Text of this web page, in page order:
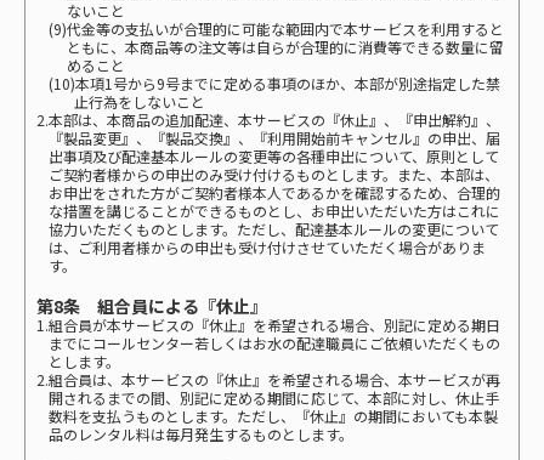
ないこと
(9)代金等の支払いが合理的に可能な範囲内で本サービスを利用すると
ともに、本商品等の注文等は自らが合理的に消費等できる数量に留
めること
(10)本項1号から9号までに定める事項のほか、本部が別途指定した禁
止行為をしないこと
2.本部は、本商品の追加配達、本サービスの『休止』、『申出解約』、
『製品変更』、『製品交換』、『利用開始前キャンセル』の申出、届
出事項及び配達基本ルールの変更等の各種申出について、原則として
ご契約者様からの申出のみ受け付けるものとします。また、本部は、
お申出をされた方がご契約者様本人であるかを確認するため、合理的
な措置を講じることができるものとし、お申出いただいた方はこれに
協力いただくものとします。ただし、配達基本ルールの変更について
は、ご利用者様からの申出も受け付けさせていただく場合がありま
す。
第8条 組合員による『休止』
1.組合員が本サービスの『休止』を希望される場合、別記に定める期日
までにコールセンター若しくはお水の配達職員にご依頼いただくもの
とします。
2.組合員は、本サービスの『休止』を希望される場合、本サービスが再
開されるまでの間、別記に定める期間に応じて、本部に対し、休止手
数料を支払うものとします。ただし、『休止』の期間においても本製
品のレンタル料は毎月発生するものとします。